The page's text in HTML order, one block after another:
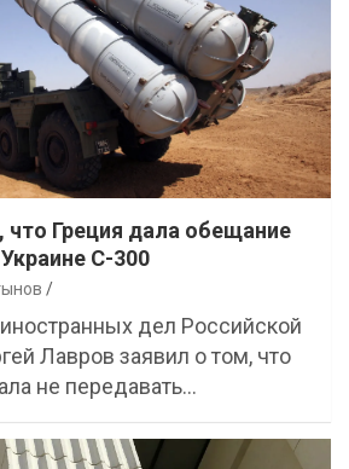
что Греция дала обещание
С-300
дел Российской
Лавров заявил о том, что
не передавать…